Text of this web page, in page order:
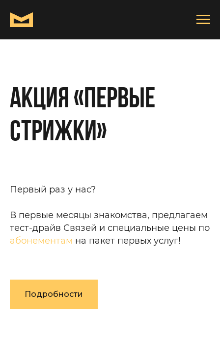
Акция «Первые
стрижки»
Первый раз у нас?
В первые месяцы знакомства, предлагаем
тест-драйв Связей и специальные цены по
абонементам на пакет первых услуг!
Подробности